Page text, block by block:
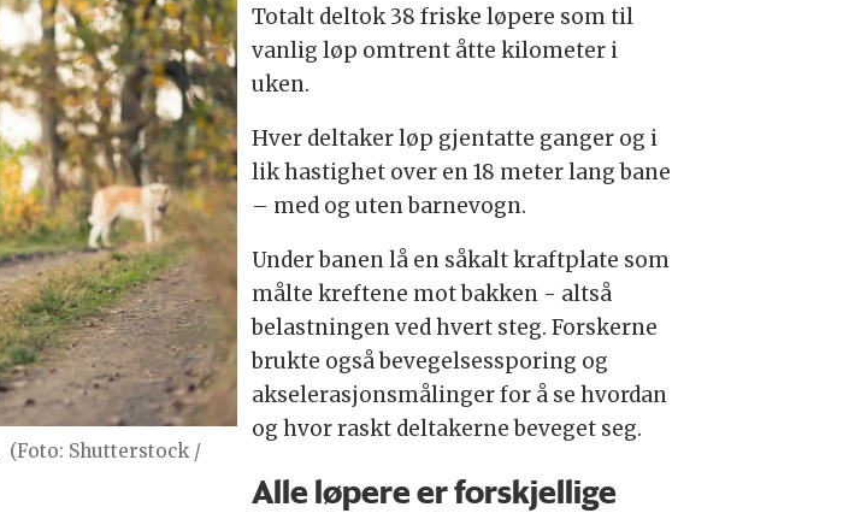
(Foto: Shutterstock /
Totalt deltok 38 friske løpere som til
vanlig løp omtrent åtte kilometer i
uken.
Hver deltaker løp gjentatte ganger og i
lik hastighet over en 18 meter lang bane
– med og uten barnevogn.
Under banen lå en såkalt kraftplate som
målte kreftene mot bakken - altså
belastningen ved hvert steg. Forskerne
brukte også bevegelsessporing og
akselerasjonsmålinger for å se hvordan
og hvor raskt deltakerne beveget seg.
Alle løpere er forskjellige